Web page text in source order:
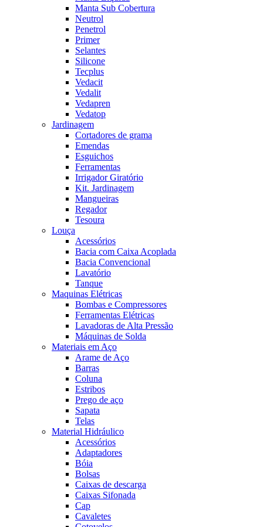
Manta Sub Cobertura
Neutrol
Penetrol
Primer
Selantes
Silicone
Tecplus
Vedacit
Vedalit
Vedapren
Vedatop
Jardinagem
Cortadores de grama
Emendas
Esguichos
Ferramentas
Irrigador Giratório
Kit. Jardinagem
Mangueiras
Regador
Tesoura
Louça
Acessórios
Bacia com Caixa Acoplada
Bacia Convencional
Lavatório
Tanque
Maquinas Elétricas
Bombas e Compressores
Ferramentas Elétricas
Lavadoras de Alta Pressão
Máquinas de Solda
Materiais em Aço
Arame de Aço
Barras
Coluna
Estribos
Prego de aço
Sapata
Telas
Material Hidráulico
Acessórios
Adaptadores
Bóia
Bolsas
Caixas de descarga
Caixas Sifonada
Cap
Cavaletes